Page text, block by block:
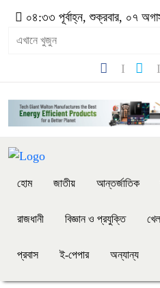
০৪:৩৩ পূর্বাহ্ন, শুক্রবার, ০৭
হোম জাতীয় আন্তর্জাতিক
রাজধানী বিজ্ঞান ও প্রযুক্তি
প্রবাস ই-পেপার অন্যান্য